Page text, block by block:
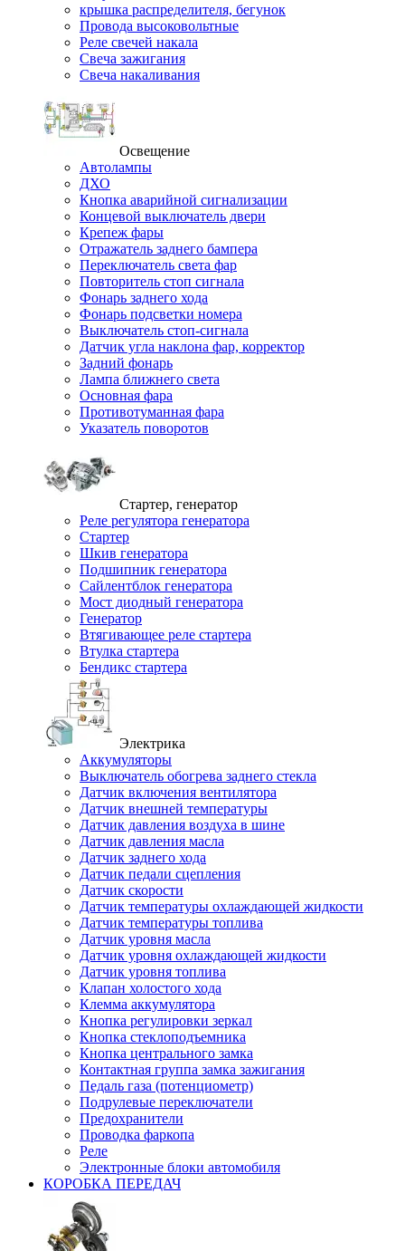
крышка распределителя, бегунок
Провода высоковольтные
Реле свечей накала
Свеча зажигания
Свеча накаливания
Освещение
Автолампы
ДХО
Кнопка аварийной сигнализации
Концевой выключатель двери
Крепеж фары
Отражатель заднего бампера
Переключатель света фар
Повторитель стоп сигнала
Фонарь заднего хода
Фонарь подсветки номера
Выключатель стоп-сигнала
Датчик угла наклона фар, корректор
Задний фонарь
Лампа ближнего света
Основная фара
Противотуманная фара
Указатель поворотов
Стартер, генератор
Реле регулятора генератора
Стартер
Шкив генератора
Подшипник генератора
Сайлентблок генератора
Мост диодный генератора
Генератор
Втягивающее реле стартера
Втулка стартера
Бендикс стартера
Электрика
Аккумуляторы
Выключатель обогрева заднего стекла
Датчик включения вентилятора
Датчик внешней температуры
Датчик давления воздуха в шине
Датчик давления масла
Датчик заднего хода
Датчик педали сцепления
Датчик скорости
Датчик температуры охлаждающей жидкости
Датчик температуры топлива
Датчик уровня масла
Датчик уровня охлаждающей жидкости
Датчик уровня топлива
Клапан холостого хода
Клемма аккумулятора
Кнопка регулировки зеркал
Кнопка стеклоподъемника
Кнопка центрального замка
Контактная группа замка зажигания
Педаль газа (потенциометр)
Подрулевые переключатели
Предохранители
Проводка фаркопа
Реле
Электронные блоки автомобиля
КОРОБКА ПЕРЕДАЧ